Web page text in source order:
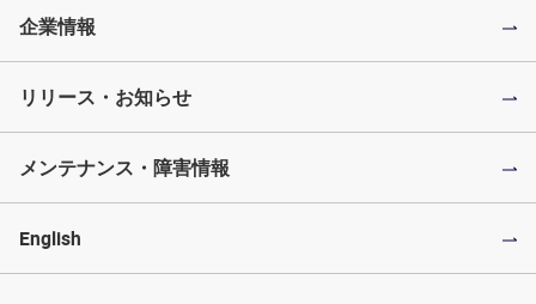
企業情報
リリース・お知らせ
メンテナンス・障害情報
English